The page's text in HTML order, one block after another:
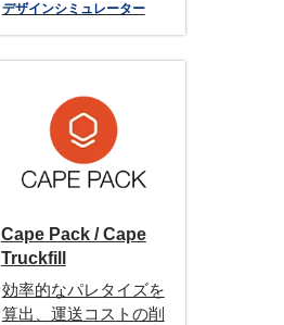
デザインシミュレーター
Cape Pack / Cape
Truckfill
効率的なパレタイズを
算出、運送コストの削